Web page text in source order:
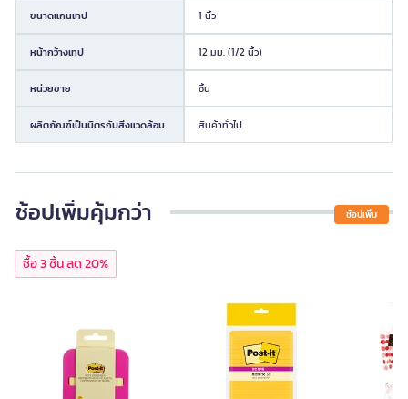
ขนาดแกนเทป 1 นิ้ว
หน้ากว้างเทป 12 มม. (1/2 นิ้ว)
หน่วยขาย ชิ้น
ผลิตภัณฑ์เป็นมิตรกับสิ่งแวดล้อม สินค้าทั่วไป
ช้อปเพิ่มคุ้มกว่า ช้อปเพิ่ม
ซื้อ 3 ชิ้น ลด 20%